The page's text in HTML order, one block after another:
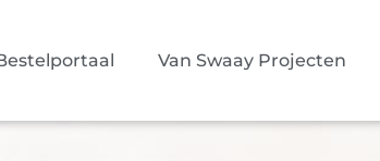
Van Swaay Projecten